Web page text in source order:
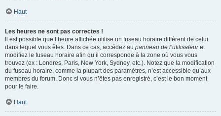
Haut
Les heures ne sont pas correctes !
Il est possible que l’heure affichée utilise un fuseau horaire différent de celui
dans lequel vous êtes. Dans ce cas, accédez au panneau de l’utilisateuret
modifiez le fuseau horaire afin qu’il corresponde à la zone où vous vous
trouvez (ex : Londres, Paris, New York, Sydney, etc.). Notez que la modification
du fuseau horaire, comme la plupart des paramètres, n’est accessible qu’aux
membres du forum. Donc si vous n’êtes pas enregistré, c’est le bon moment
pour le faire.
Haut